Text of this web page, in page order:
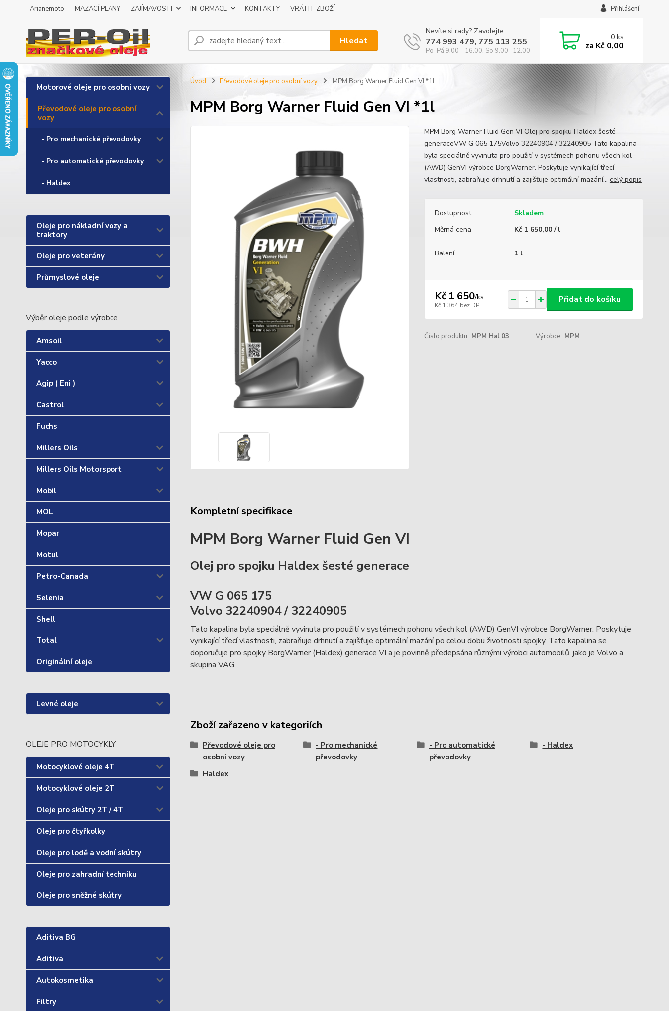
Arianemoto MAZACÍ PLÁNY ZAJÍMAVOSTI INFORMACE KONTAKTY VRÁTIT ZBOŽÍ Přihlášení
Hledat
Nevíte si rady? Zavolejte.
774 993 479, 775 113 255
Po-Pá 9.00 - 16.00, So 9.00 -12.00
0ks
za Kč 0,00
Motorové oleje pro osobní vozy
Převodové oleje pro osobní
vozy
- Pro mechanické převodovky
- Pro automatické převodovky
- Haldex
Oleje pro nákladní vozy a
traktory
Oleje pro veterány
Průmyslové oleje
Výběr oleje podle výrobce
Amsoil
Yacco
Agip ( Eni )
Castrol
Fuchs
Millers Oils
Millers Oils Motorsport
Mobil
MOL
Mopar
Motul
Petro-Canada
Selenia
Shell
Total
Originální oleje
Levné oleje
OLEJE PRO MOTOCYKLY
Motocyklové oleje 4T
Motocyklové oleje 2T
Oleje pro skútry 2T / 4T
Oleje pro čtyřkolky
Oleje pro lodě a vodní skútry
Oleje pro zahradní techniku
Oleje pro sněžné skútry
Aditiva BG
Aditiva
Autokosmetika
Filtry
Úvod Převodové oleje pro osobní vozy MPM Borg Warner Fluid Gen VI *1l
MPM Borg Warner Fluid Gen VI *1l
MPM Borg Warner Fluid Gen VI Olej pro spojku Haldex šesté
generaceVW G 065 175Volvo 32240904 / 32240905 Tato kapalina
byla speciálně vyvinuta pro použití v systémech pohonu všech kol
(AWD) GenVI výrobce BorgWarner. Poskytuje vynikající třecí
vlastnosti, zabraňuje drhnutí a zajišťuje optimální mazání... celý popis
Dostupnost
Skladem
Měrná cena
Kč 1 650,00 / l
Balení 1 l
Kč 1 650/ks
Kč 1 364 bez DPH
Přidat do košíku
Číslo produktu: MPM Hal 03 Výrobce: MPM
Kompletní specifikace
MPM Borg Warner Fluid Gen VI
Olej pro spojku Haldex šesté generace
VW G 065 175
Volvo 32240904 / 32240905
Tato kapalina byla speciálně vyvinuta pro použití v systémech pohonu všech kol (AWD) GenVI výrobce BorgWarner. Poskytuje
vynikající třecí vlastnosti, zabraňuje drhnutí a zajišťuje optimální mazání po celou dobu životnosti spojky. Tato kapalina se
doporučuje pro spojky BorgWarner (Haldex) generace VI a je povinně předepsána různými výrobci automobilů, jako je Volvo a
skupina VAG.
Zboží zařazeno v kategoriích
Převodové oleje pro
osobní vozy
- Pro mechanické
převodovky
- Pro automatické
převodovky
- Haldex
Haldex